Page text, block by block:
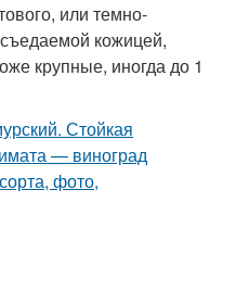
или темно-
кожицей,
крупные, иногда до 1